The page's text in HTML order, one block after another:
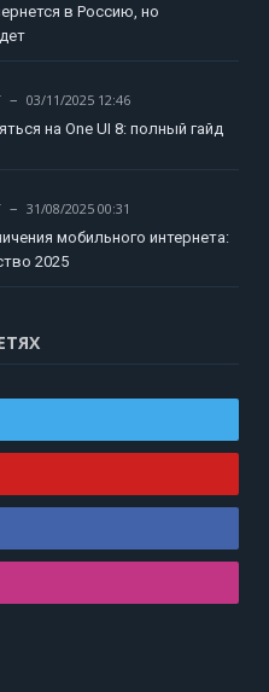
в Россию, но
03/11/2025 12:46
на One UI 8: полный гайд
31/08/2025 00:31
мобильного интернета:
2025